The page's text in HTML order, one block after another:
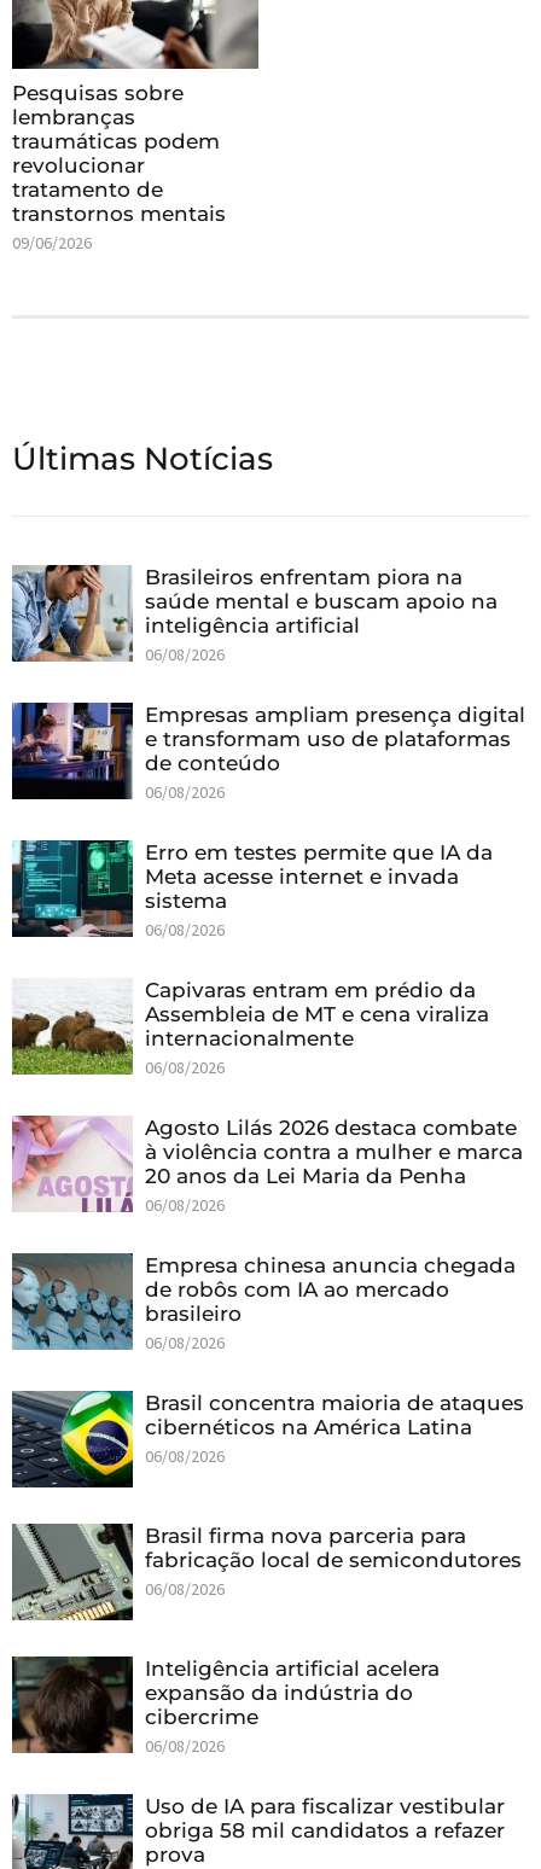
Pesquisas sobre
lembranças
traumáticas podem
revolucionar
tratamento de
transtornos mentais
09/06/2026
Últimas Notícias
Brasileiros enfrentam piora na
saúde mental e buscam apoio na
inteligência artificial
06/08/2026
Empresas ampliam presença digital
e transformam uso de plataformas
de conteúdo
06/08/2026
Erro em testes permite que IA da
Meta acesse internet e invada
sistema
06/08/2026
Capivaras entram em prédio da
Assembleia de MT e cena viraliza
internacionalmente
06/08/2026
Agosto Lilás 2026 destaca combate
à violência contra a mulher e marca
20 anos da Lei Maria da Penha
06/08/2026
Empresa chinesa anuncia chegada
de robôs com IA ao mercado
brasileiro
06/08/2026
Brasil concentra maioria de ataques
cibernéticos na América Latina
06/08/2026
Brasil firma nova parceria para
fabricação local de semicondutores
06/08/2026
Inteligência artificial acelera
expansão da indústria do
cibercrime
06/08/2026
Uso de IA para fiscalizar vestibular
obriga 58 mil candidatos a refazer
prova